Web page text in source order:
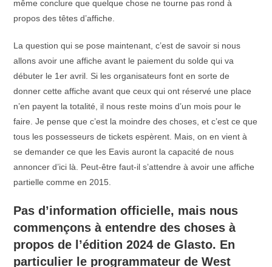
même conclure que quelque chose ne tourne pas rond à
propos des têtes d’affiche.
La question qui se pose maintenant, c’est de savoir si nous
allons avoir une affiche avant le paiement du solde qui va
débuter le 1er avril. Si les organisateurs font en sorte de
donner cette affiche avant que ceux qui ont réservé une place
n’en payent la totalité, il nous reste moins d’un mois pour le
faire. Je pense que c’est la moindre des choses, et c’est ce que
tous les possesseurs de tickets espèrent. Mais, on en vient à
se demander ce que les Eavis auront la capacité de nous
annoncer d’ici là. Peut-être faut-il s’attendre à avoir une affiche
partielle comme en 2015.
Pas d’information officielle, mais nous
commençons à entendre des choses à
propos de l’édition 2024 de Glasto. En
particulier le programmateur de West